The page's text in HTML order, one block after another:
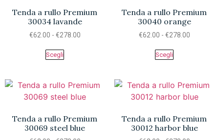
Tenda a rullo Premium
30034 lavande
€62.00 - €278.00
Scegli
Tenda a rullo Premium
30040 orange
€62.00 - €278.00
Scegli
Tenda a rullo Premium
30069 steel blue
Tenda a rullo Premium
30012 harbor blue